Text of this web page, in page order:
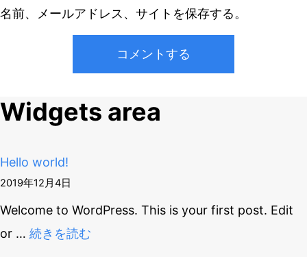
名前、メールアドレス、サイトを保存する。
Widgets area
Hello world!
2019年12月4日
Welcome to WordPress. This is your first post. Edit
or … 続きを読む